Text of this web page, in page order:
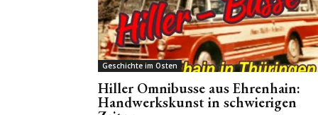
Geschichte im Osten
Hiller Omnibusse aus Ehrenhain:
Handwerkskunst in schwierigen